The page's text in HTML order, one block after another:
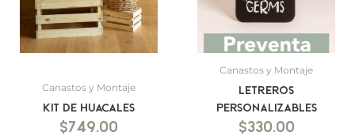
Canastos y Montaje
Kit de Huacales
$749.00
Canastos y Montaje
Letreros
personalizables
$330.00